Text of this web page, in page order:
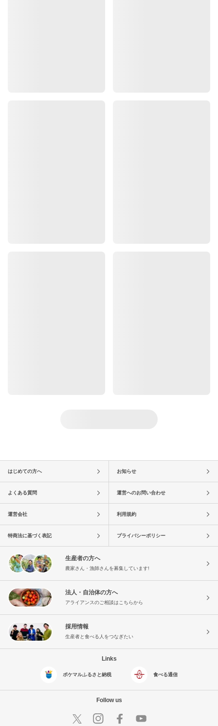
はじめての方へ お知らせ
よくある質問 運営へのお問い合わせ
運営会社 利用規約
特商法に基づく表記 プライバシーポリシー
生産者の方へ
農家さん・漁師さんを募集しています!
法人・自治体の方へ
アライアンスのご相談はこちらから
採用情報
生産者と食べる人をつなぎたい
Links
ポケマルふるさと納税 食べる通信
Follow us